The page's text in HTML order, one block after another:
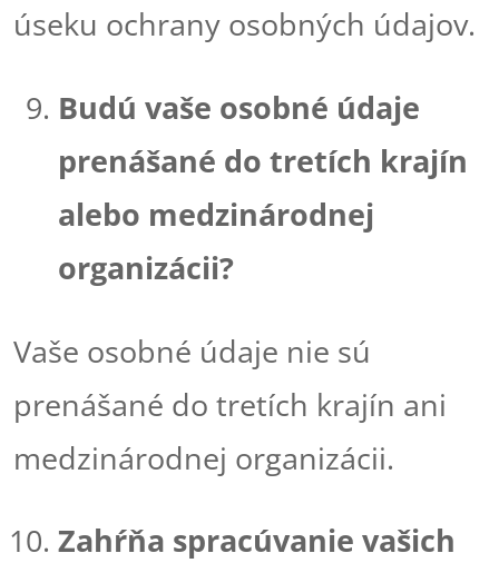
úseku ochrany osobných údajov.
Budú vaše osobné údaje
prenášané do tretích krajín
alebo medzinárodnej
organizácii?
Vaše osobné údaje nie sú
prenášané do tretích krajín ani
medzinárodnej organizácii.
Zahŕňa spracúvanie vašich